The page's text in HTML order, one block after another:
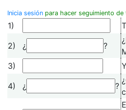
Inicia sesión para hacer seguimiento de
1)
2) ¿ ?
3)
4) ¿ ?